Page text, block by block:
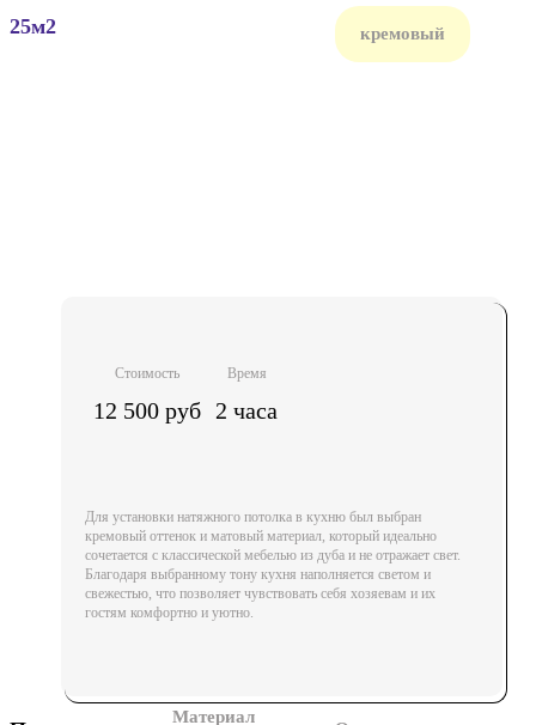
25м2 кремовый
Стоимость Время
12 500 руб 2 часа
Для установки натяжного потолка в кухню был выбран
кремовый оттенок и матовый материал, который идеально
сочетается с классической мебелью из дуба и не отражает свет.
Благодаря выбранному тону кухня наполняется светом и
свежестью, что позволяет чувствовать себя хозяевам и их
гостям комфортно и уютно.
Материал